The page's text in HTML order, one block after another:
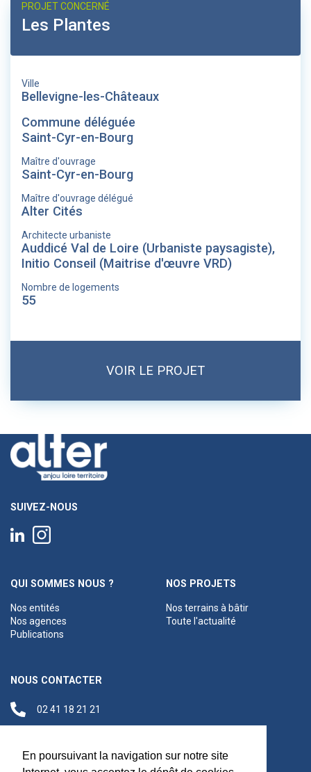
En poursuivant la navigation sur notre site
PROJET CONCERNÉ
Les Plantes
Ville
Bellevigne-les-Châteaux
Commune déléguée
Saint-Cyr-en-Bourg
Maître d'ouvrage
Saint-Cyr-en-Bourg
Maître d'ouvrage délégué
Alter Cités
Architecte urbaniste
Auddicé Val de Loire (Urbaniste paysagiste),
Initio Conseil (Maitrise d'œuvre VRD)
Nombre de logements
55
VOIR LE PROJET
SUIVEZ-NOUS
QUI SOMMES NOUS ?
Nos entités
Nos agences
Publications
NOS PROJETS
Nos terrains à bâtir
Toute l'actualité
NOUS CONTACTER
02 41 18 21 21
Siège social